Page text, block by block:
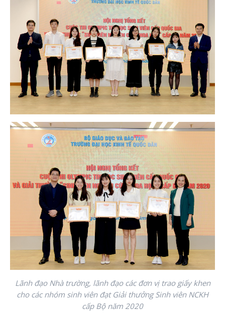
Lãnh đạo Nhà trường, lãnh đạo các đơn vị trao giấy khen
cho các nhóm sinh viên đạt Giải thưởng Sinh viên NCKH
cấp Bộ năm 2020